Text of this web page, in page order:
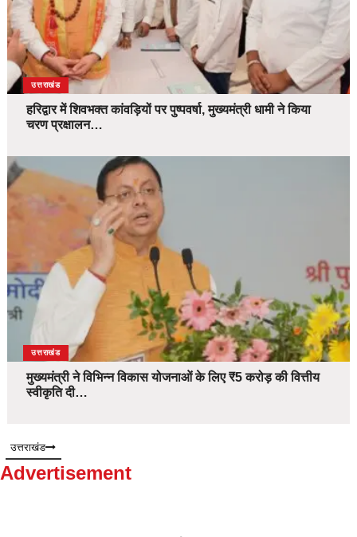
उत्तराखंड
हरिद्वार में शिवभक्त कांवड़ियों पर पुष्पवर्षा, मुख्यमंत्री धामी ने किया
चरण प्रक्षालन…
उत्तराखंड
मुख्यमंत्री ने विभिन्न विकास योजनाओं के लिए ₹5 करोड़ की वित्तीय
स्वीकृति दी…
उत्तराखंड
Advertisement